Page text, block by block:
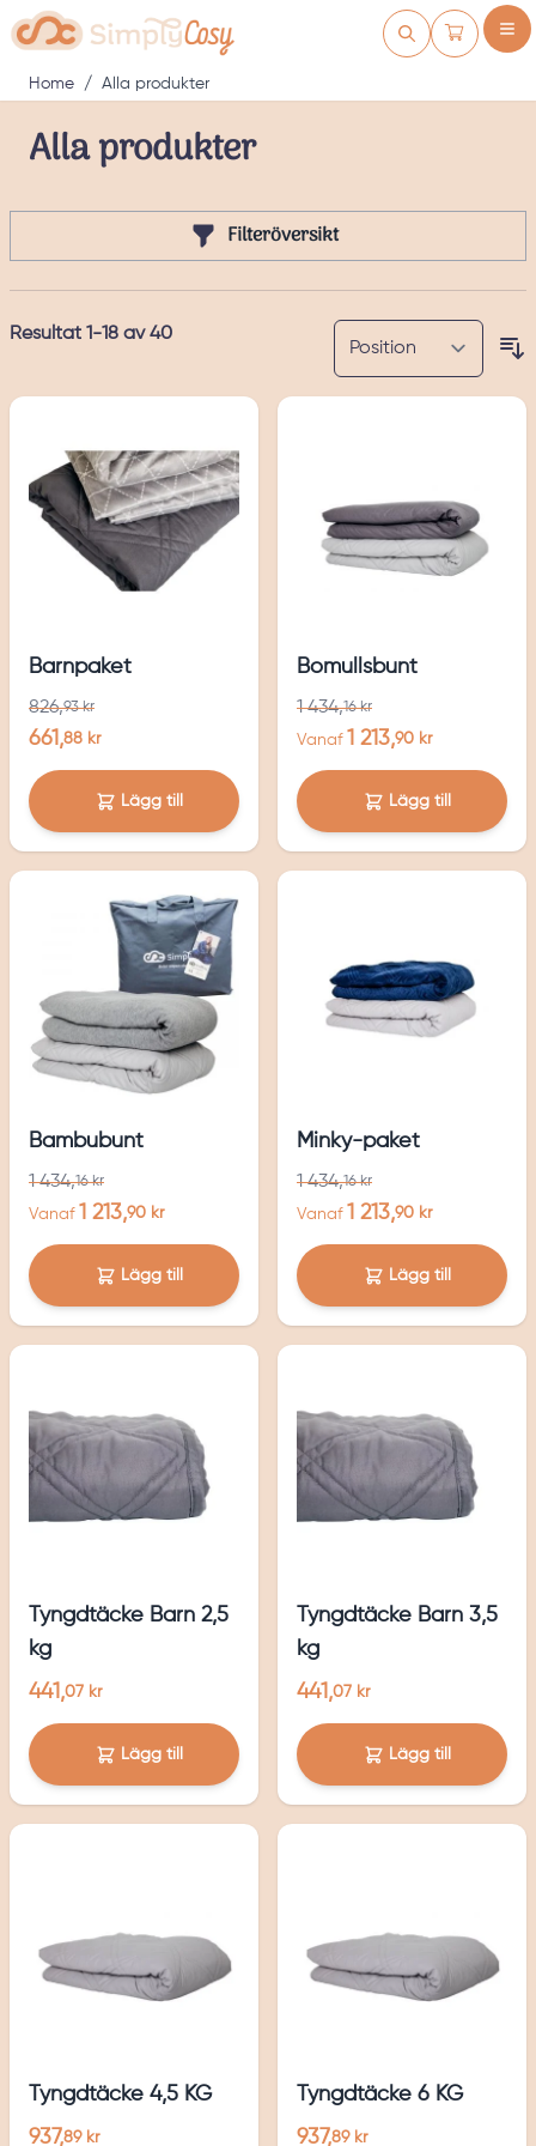
Skip to Content
Kundvagn
Home / Alla produkter
Alla produkter
Filteröversikt
Resultat 1-18 av40
Barnpaket
826,93 kr
661,88 kr
Lägg till
Bomullsbunt
1 434,16 kr
Vanaf 1 213,90 kr
Lägg till
Bambubunt
1 434,16 kr
Vanaf 1 213,90 kr
Lägg till
Minky-paket
1 434,16 kr
Vanaf 1 213,90 kr
Lägg till
Tyngdtäcke Barn 2,5
kg
441,07 kr
Lägg till
Tyngdtäcke Barn 3,5
kg
441,07 kr
Lägg till
Tyngdtäcke 4,5 KG
937,89 kr
Tyngdtäcke 6 KG
937,89 kr